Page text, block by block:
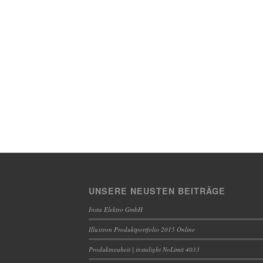
UNSERE NEUSTEN BEITRÄGE
Insta Elektro GmbH
Illuxtron Produktportfolio 2015 Online
Produktneuheit | instalight NoLimit 4033